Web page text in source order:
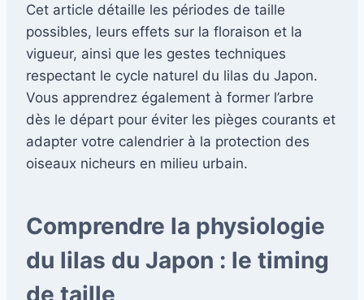
Cet article détaille les périodes de taille
possibles, leurs effets sur la floraison et la
vigueur, ainsi que les gestes techniques
respectant le cycle naturel du lilas du Japon.
Vous apprendrez également à former l’arbre
dès le départ pour éviter les pièges courants et
adapter votre calendrier à la protection des
oiseaux nicheurs en milieu urbain.
Comprendre la physiologie
du lilas du Japon : le timing
de taille